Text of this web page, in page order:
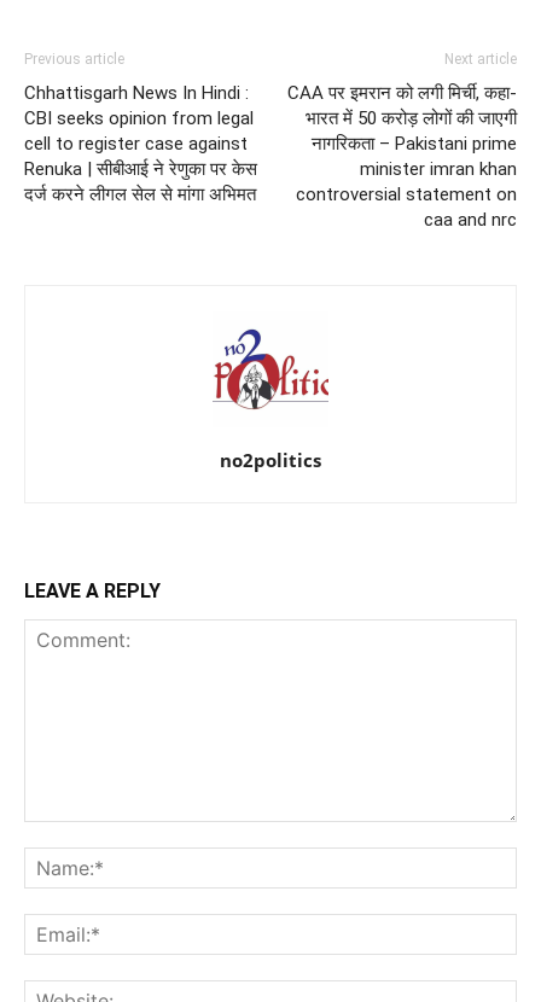
Previous article
Chhattisgarh News In Hindi :
CBI seeks opinion from legal
cell to register case against
Renuka | सीबीआई ने रेणुका पर केस
दर्ज करने लीगल सेल से मांगा अभिमत
Next article
CAA पर इमरान को लगी मिर्ची, कहा-
भारत में 50 करोड़ लोगों की जाएगी
नागरिकता – Pakistani prime
minister imran khan
controversial statement on
caa and nrc
no2politics
LEAVE A REPLY